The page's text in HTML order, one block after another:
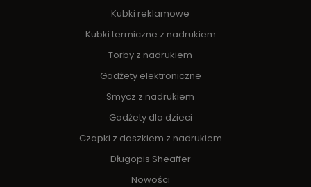
Kubki reklamowe
Kubki termiczne z nadrukiem
Torby z nadrukiem
Gadżety elektroniczne
Smycz z nadrukiem
Gadżety dla dzieci
Czapki z daszkiem z nadrukiem
Długopis Sheaffer
Nowości